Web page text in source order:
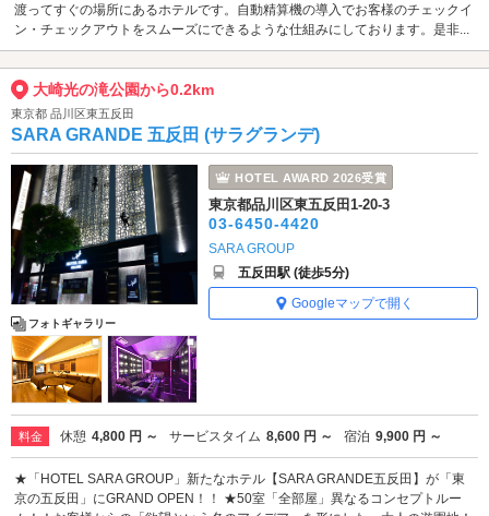
渡ってすぐの場所にあるホテルです。自動精算機の導入でお客様のチェックイ
ン・チェックアウトをスムーズにできるような仕組みにしております。是非...
大崎光の滝公園から0.2km
東京都 品川区東五反田
SARA GRANDE 五反田 (サラグランデ)
フォトギャラリー
HOTEL AWARD 2026受賞
東京都品川区東五反田1-20-3
03-6450-4420
SARA GROUP
五反田駅 (徒歩5分)
Googleマップで開く
料金 休憩 4,800 円 ～ サービスタイム 8,600 円 ～ 宿泊 9,900 円 ～
★「HOTEL SARA GROUP」新たなホテル【SARA GRANDE五反田】が「東
京の五反田」にGRAND OPEN！！ ★50室「全部屋」異なるコンセプトルー